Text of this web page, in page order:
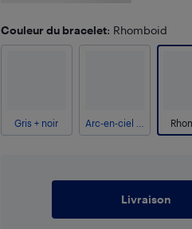
Couleur du bracelet: Rhomboid
Gris + noir
Livraison